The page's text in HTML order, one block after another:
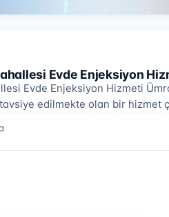
Evde Enjeksiyon
Evde Enjeksiyon Hizmeti
edilmekte olan bir hizmet